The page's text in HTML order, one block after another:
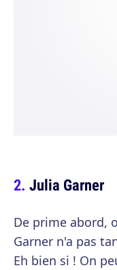
Julia Garner
De prime abord,
Garner n'a pas
Eh bien si ! On